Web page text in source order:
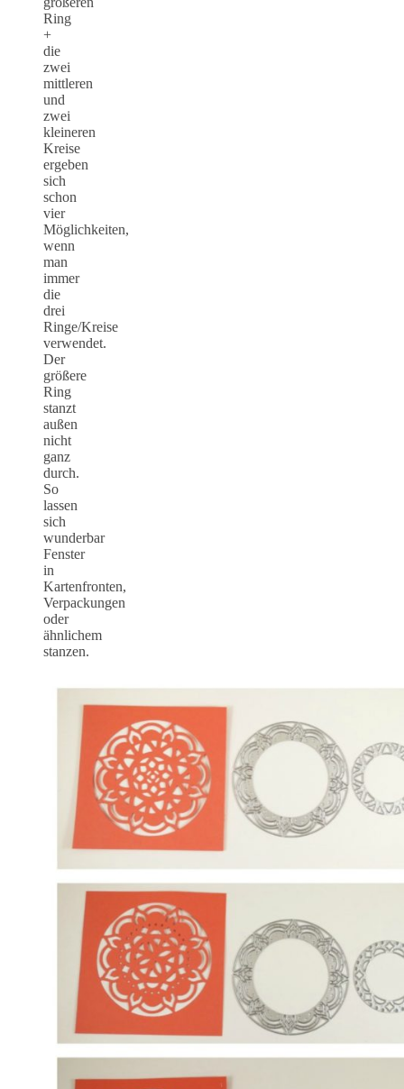
Ring
+
die
zwei
mittleren
und
zwei
kleineren
Kreise
ergeben
sich
schon
vier
Möglichkeiten,
wenn
man
immer
die
drei
Ringe/Kreise
verwendet.
Der
größere
Ring
stanzt
außen
nicht
ganz
durch.
So
lassen
sich
wunderbar
Fenster
in
Kartenfronten,
Verpackungen
oder
ähnlichem
stanzen.